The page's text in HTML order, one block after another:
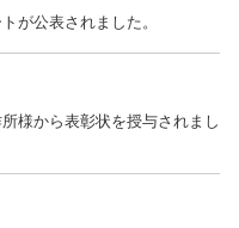
が公表されました。
様から表彰状を授与されまし